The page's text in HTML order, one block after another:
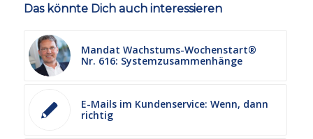
Das könnte Dich auch interessieren
Mandat Wachstums-Wochenstart®
Nr. 616: Systemzusammenhänge
E-Mails im Kundenservice: Wenn, dann
richtig